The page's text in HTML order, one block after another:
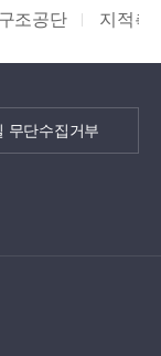
공단 지적측량
무단수집거부